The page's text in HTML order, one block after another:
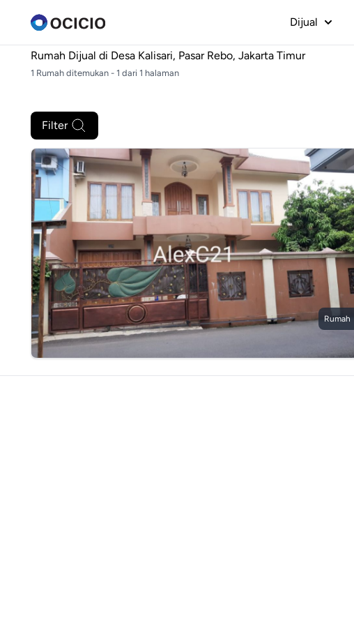
Dijual
Rumah Dijual di Desa Kalisari, Pasar Rebo, Jakarta Timur
1 Rumah ditemukan - 1 dari 1 halaman
Filter
Rumah